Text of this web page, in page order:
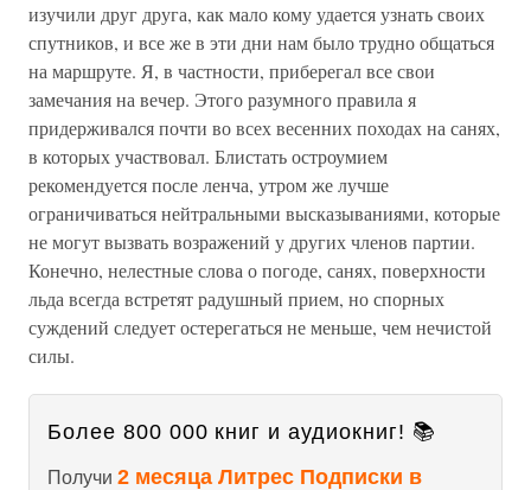
изучили друг друга, как мало кому удается узнать своих
спутников, и все же в эти дни нам было трудно общаться
на маршруте. Я, в частности, приберегал все свои
замечания на вечер. Этого разумного правила я
придерживался почти во всех весенних походах на санях,
в которых участвовал. Блистать остроумием
рекомендуется после ленча, утром же лучше
ограничиваться нейтральными высказываниями, которые
не могут вызвать возражений у других членов партии.
Конечно, нелестные слова о погоде, санях, поверхности
льда всегда встретят радушный прием, но спорных
суждений следует остерегаться не меньше, чем нечистой
силы.
Более 800 000 книг и аудиокниг! 📚
Получи 2 месяца Литрес Подписки в